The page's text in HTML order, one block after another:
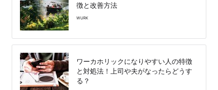
徴と改善方法
WURK
ワーカホリックになりやすい人の特徴
と対処法！上司や夫がなったらどうす
る？